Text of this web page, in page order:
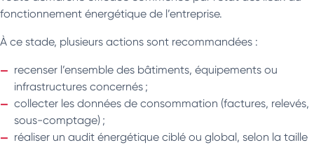
fonctionnement énergétique de l’entreprise.
À ce stade, plusieurs actions sont recommandées :
recenser l’ensemble des bâtiments, équipements ou
infrastructures concernés ;
collecter les données de consommation (factures, relevés,
sous-comptage) ;
réaliser un audit énergétique ciblé ou global, selon la taille